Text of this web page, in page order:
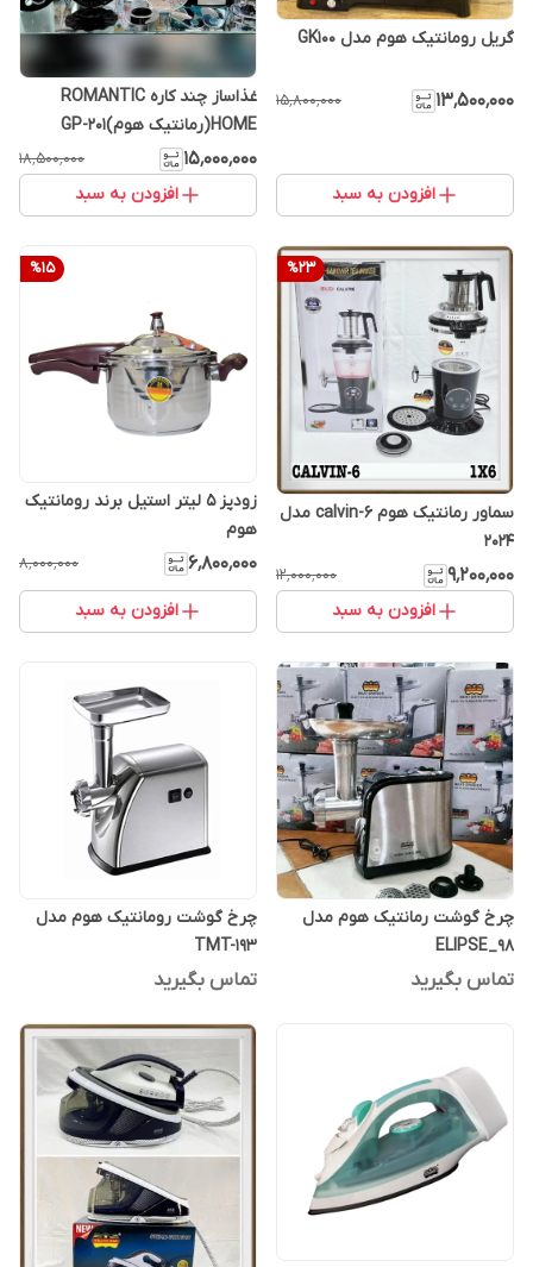
گریل رومانتیک هوم مدل GK100
۱۳٬۵۰۰٬۰۰۰ ۱۵٬۸۰۰٬۰۰۰
افزودن به سبد
غذاساز چند کاره ROMANTIC
HOME(رمانتیک هوم)GP-201
۱۵٬۰۰۰٬۰۰۰ ۱۸٬۵۰۰٬۰۰۰
افزودن به سبد
%23
سماور رمانتیک هوم calvin-6 مدل
2024
۹٬۲۰۰٬۰۰۰ ۱۲٬۰۰۰٬۰۰۰
افزودن به سبد
%15
زودپز 5 لیتر استیل برند رومانتیک
هوم
۶٬۸۰۰٬۰۰۰ ۸٬۰۰۰٬۰۰۰
افزودن به سبد
چرخ گوشت رمانتیک هوم مدل
ELIPSE_98
تماس بگیرید
چرخ گوشت رومانتیک هوم مدل
TMT-193
تماس بگیرید